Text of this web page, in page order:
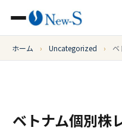
ホーム › Uncategorized › ベ
ベトナム個別株